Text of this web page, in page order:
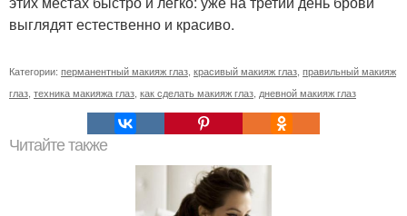
выглядят естественно и красиво.
Категории: перманентный макияж глаз красивый макияж глаз правильный макияж
глаз техника макияжа глаз как сделать макияж глаз дневной макияж глаз
Читайте также